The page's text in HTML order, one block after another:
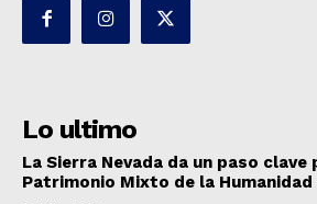
Lo ultimo
La Sierra Nevada da un paso clave
Patrimonio Mixto de la Humanidad